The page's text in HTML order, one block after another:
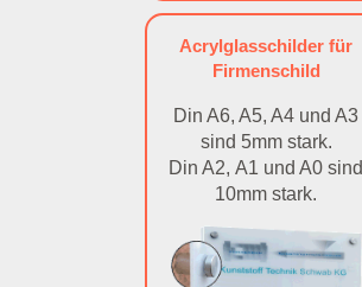
Acrylglasschilder für
Firmenschild
Din A6, A5, A4 und A3
sind 5mm stark.
Din A2, A1 und A0 sind
10mm stark.